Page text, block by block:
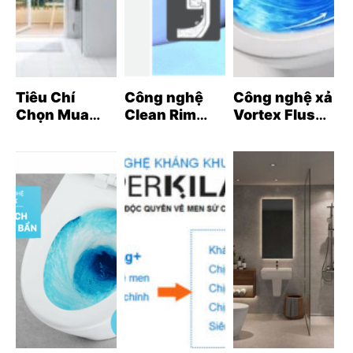
(Nguồn: INAX Bán Lẻ Tại Kho)
4. Lợi Ích Nổi Bật Khi Sử Dụng bồn cầu vệ
sinh inax
Khi sử dụngbồn cầu inax
, bạn sẽ đạt được nhiều lợi
ích thiết thực, bao gồm:
Tiết kiệm nước:Công nghệ xả nước hiện đại giúp
tiết kiệm nước hiệu quả mà vẫn đảm bảo xả sạch, góp
phần bảo vệ môi trường và giảm chi phí hóa đơn nước.
Tiêu Chí
Chọn Mua
Z
Công nghệ
Clean Rim
vành bồn cầu
hoàn hảo
Công nghệ xả
Vortex Flush
đột phá trong
ngành thiết bị
vệ sinh